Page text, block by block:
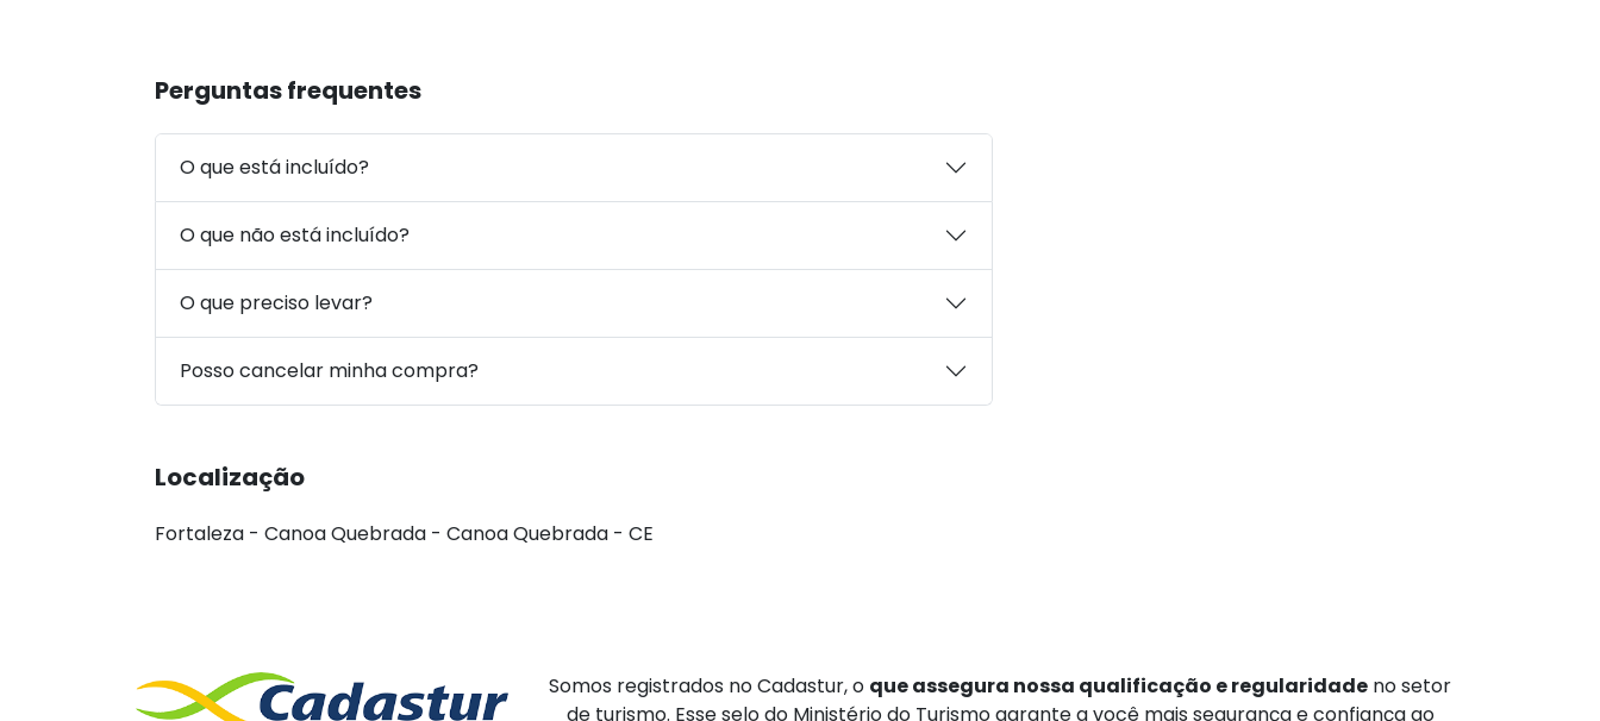
Perguntas frequentes
O que está incluído?
O que não está incluído?
O que preciso levar?
Posso cancelar minha compra?
Localização
Fortaleza - Canoa Quebrada - Canoa Quebrada - CE
Somos registrados no Cadastur, o que assegura nossa qualificação e regularidade no setor
de turismo. Esse selo do Ministério do Turismo garante a você mais segurança e confiança ao